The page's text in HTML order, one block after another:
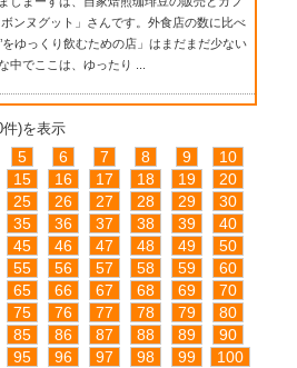
ンヌグット」さんです。外食店の数に比べ
をゆっくり飲むための店」はまだまだ少ない
中でここは、ゆったり ...
)を表示
5 6 7 8 9
10
15 16 17 18 19
20
25 26 27 28 29
30
35 36 37 38 39
40
45 46 47 48 49
50
55 56 57 58 59
60
65 66 67 68 69
70
75 76 77 78 79
80
85 86 87 88 89
90
95 96 97 98 99
100